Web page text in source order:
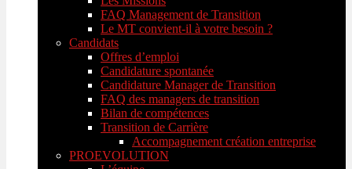
FAQ Management de Transition
Le MT convient-il à votre besoin ?
Candidats
Offres d’emploi
Candidature spontanée
Candidature Manager de Transition
FAQ des managers de transition
Bilan de compétences
Transition de Carrière
Accompagnement création entreprise
PROEVOLUTION